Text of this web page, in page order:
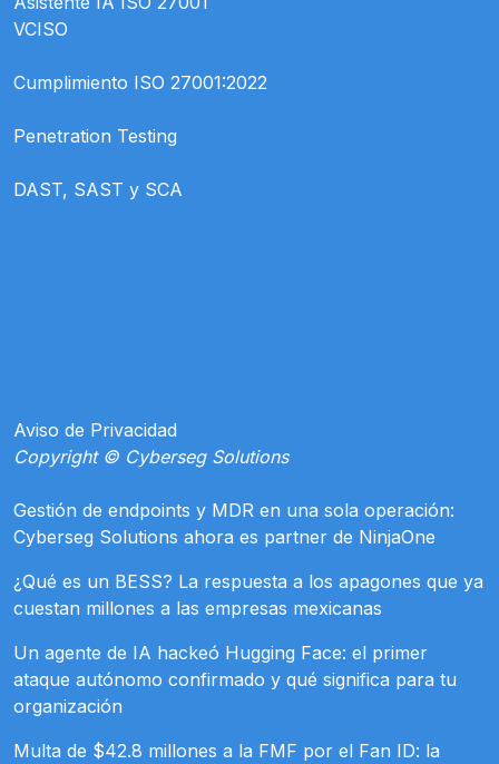
VCISO
Cumplimiento ISO 27001:2022
Penetration Testing
DAST, SAST y SCA
Aviso de Privacidad
Copyright © Cyberseg Solutions
Gestión de endpoints y MDR en una sola operación:
Cyberseg Solutions ahora es partner de NinjaOne
¿Qué es un BESS? La respuesta a los apagones que ya
cuestan millones a las empresas mexicanas
Un agente de IA hackeó Hugging Face: el primer
ataque autónomo confirmado y qué significa para tu
organización
Multa de $42.8 millones a la FMF por el Fan ID: la